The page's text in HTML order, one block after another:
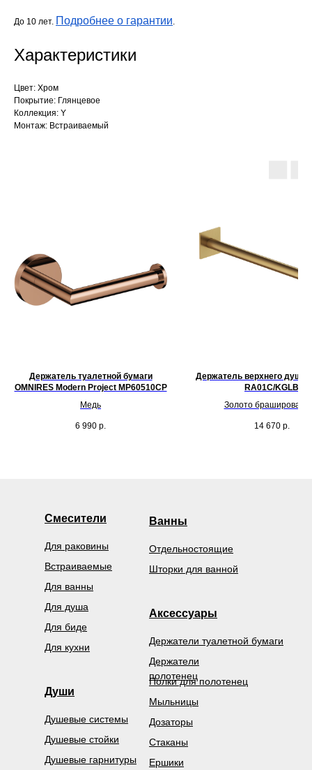
До 10 лет. Подробнее о гарантии.
Характеристики
Цвет: Хром
Покрытие: Глянцевое
Коллекция: Y
Монтаж: Встраиваемый
Держатель туалетной бумаги
OMNIRES Modern Project MP60510CP
Медь
6 990 р.
Держатель верхнего душа
RA01C/KGLB
Золото
14 670 р.
Смесители
Души
Душевые гарнитуры
Душевые системы Дозаторы
Стаканы
Ершики
Держатели
полотенец
Мыльницы
Держатели туалетной бумаги
Полки для полотенец
Встраиваемые
Для биде
Для ванны
Для душа
Для раковины
Для кухни
Ванны
Отдельностоящие
Шторки для ванной
Аксессуары
Душевые стойки